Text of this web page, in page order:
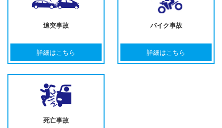
追突事故
詳細はこちら
バイク事故
詳細はこちら
死亡事故